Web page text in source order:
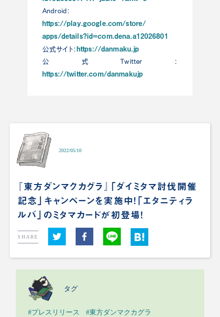
Android：
https://play.google.com/store/
apps/details?id=com.dena.a12026801
公式サイト： https://danmaku.jp
公式Twitter：
https://twitter.com/danmakujp
2022/05/10
『東方ダンマクカグラ』「ダイミタマ討伐開催
記念」キャンペーンを実施中！「エタニティラ
ルバ」のミタマカードが初登場！
SHARE
タグ
#プレスリリース #東方ダンマクカグラ